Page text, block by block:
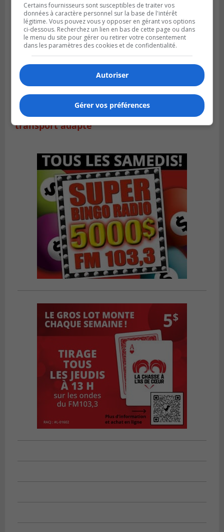
VIEUX-LONGUEUIL
Publié le 31 juillet 2026 à 14h20
Le RTL dévoile sa nouvelle flotte de
transport adapté
Certains fournisseurs sont susceptibles de traiter vos
données à caractère personnel sur la base de l'intérêt
légitime. Vous pouvez vous y opposer en gérant vos options
ci-dessous. Recherchez un lien en bas de cette page ou dans
le menu du site pour gérer ou retirer votre consentement
dans les paramètres des cookies et de confidentialité.
Autoriser
Gérer vos préférences